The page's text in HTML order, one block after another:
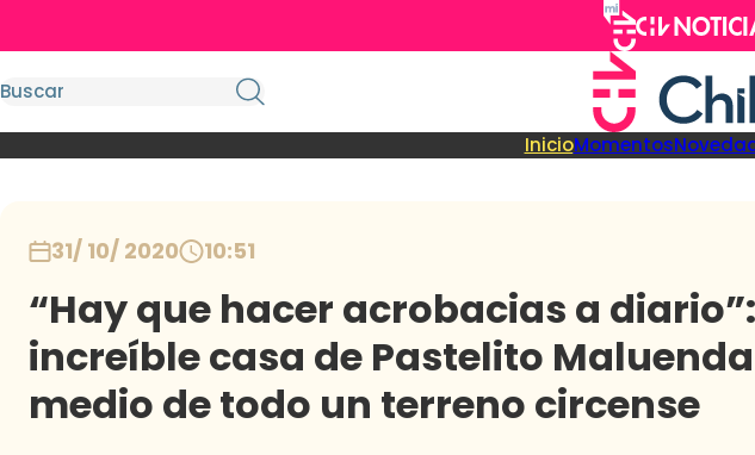
InicioMomentos
31/ 10/ 2020 10:51
“Hay que hacer acrobacias a
increíble casa de Pastelito
medio de todo un terreno circense